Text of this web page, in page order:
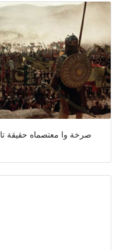
صرخة وا معتصماه حقيقة